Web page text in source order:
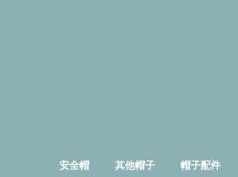
安全帽 其他帽子 帽子配件